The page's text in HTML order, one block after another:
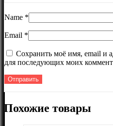
Name *
Email *
Сохранить моё имя, email и
для последующих моих
Похожие товары